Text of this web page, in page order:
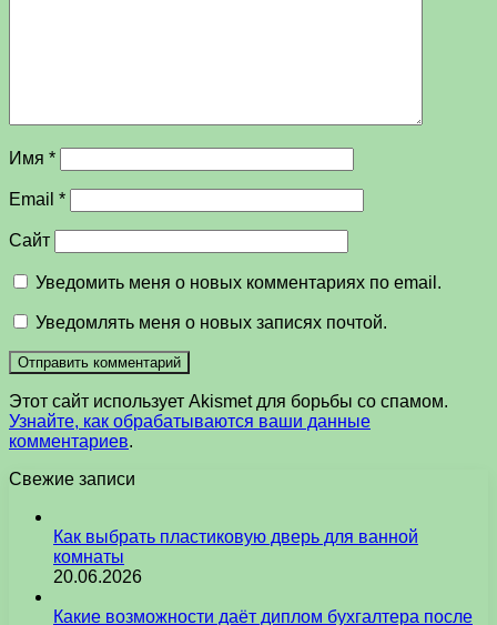
Имя *
Email *
Сайт
Уведомить меня о новых комментариях по email.
Уведомлять меня о новых записях почтой.
Этот сайт использует Akismet для борьбы со спамом.
Узнайте, как обрабатываются ваши данные
комментариев.
Свежие записи
Как выбрать пластиковую дверь для ванной
комнаты
20.06.2026
Какие возможности даёт диплом бухгалтера после